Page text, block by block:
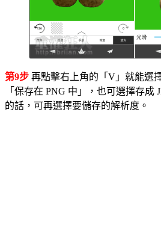
第9步 再點擊右上角的「V」就能選
「保存在 PNG 中」，也可選擇存成
的話，可再選擇要儲存的解析度。